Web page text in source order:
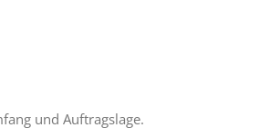
und Auftragslage.